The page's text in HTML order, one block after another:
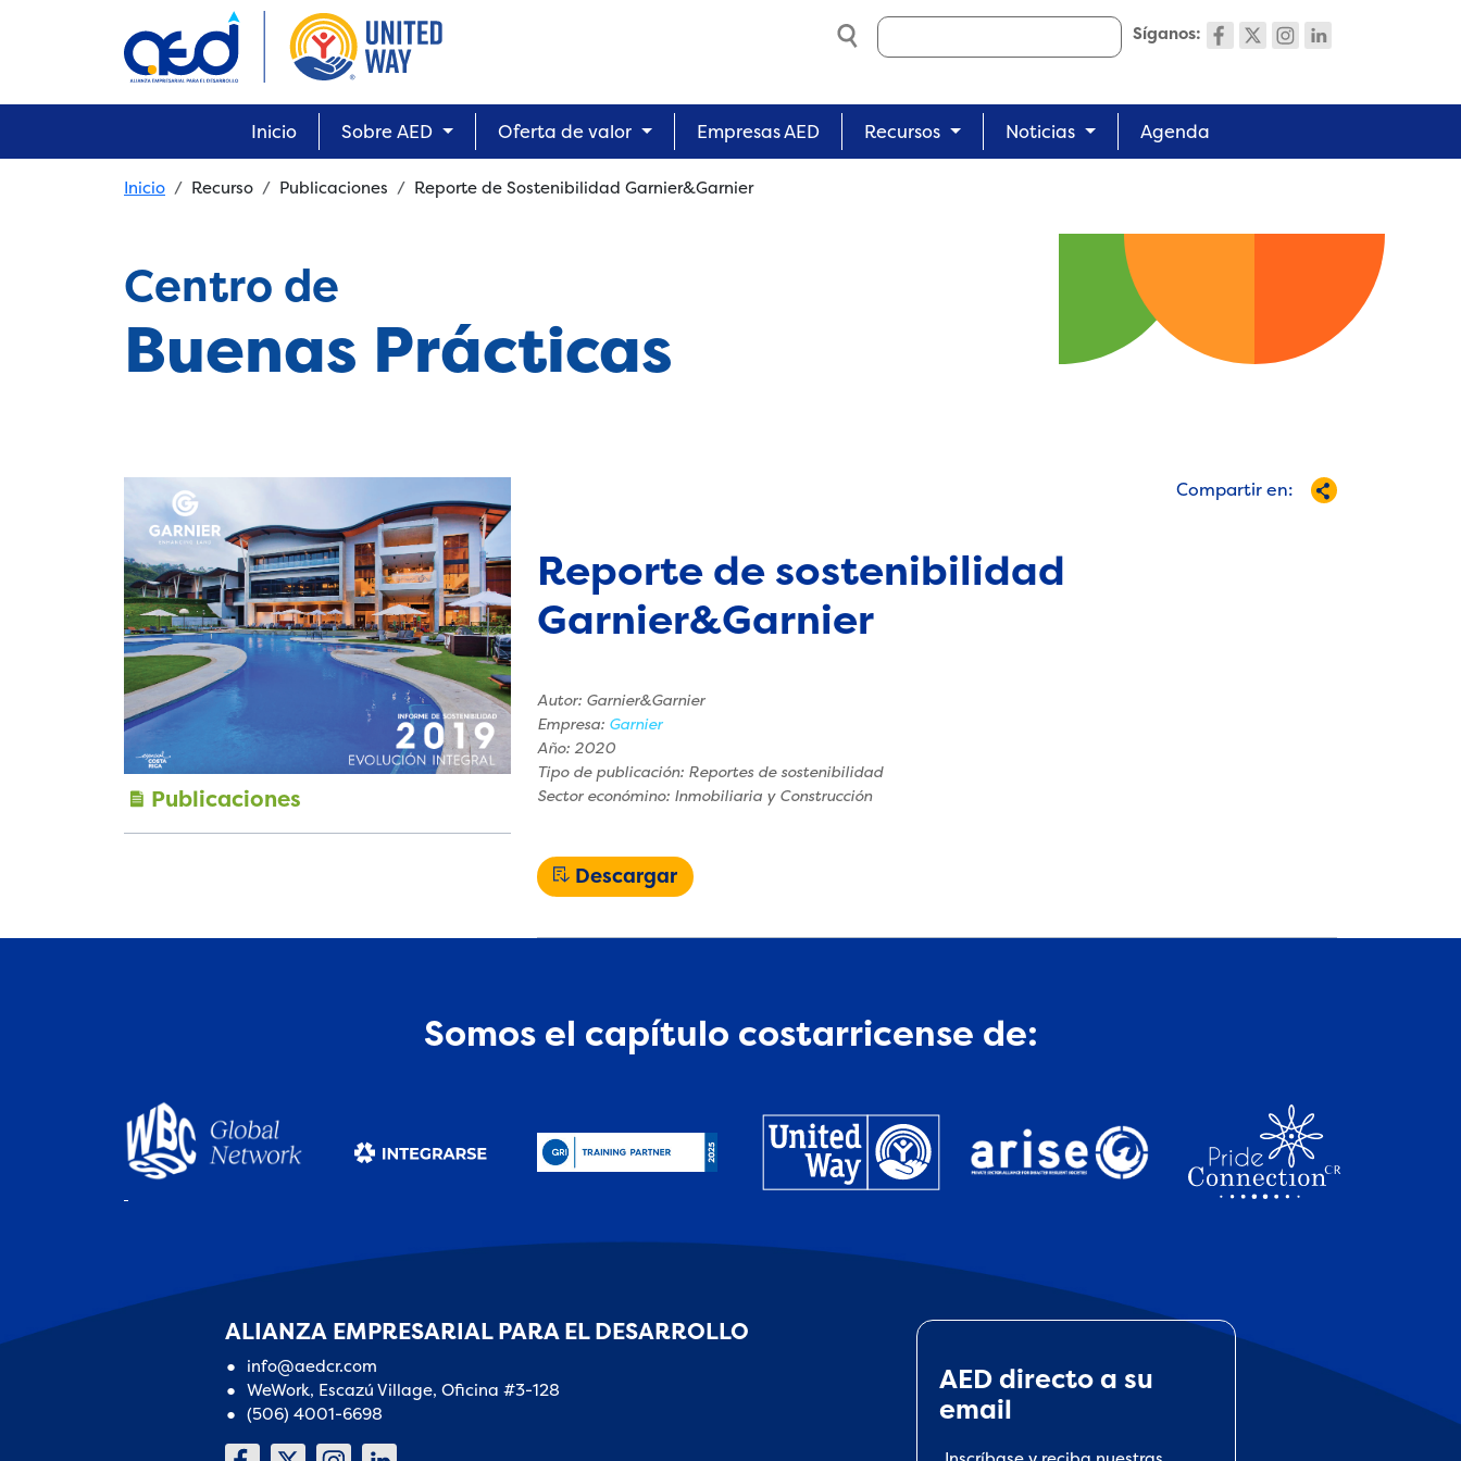
Síganos:
Search
Main navigation
Inicio Sobre AED Oferta de valor Empresas AED Recursos Noticias Agenda
Breadcrumb
Inicio Recurso Publicaciones Reporte de Sostenibilidad Garnier&Garnier
Centro de
Buenas Prácticas
Publicaciones
Compartir en:
Reporte de sostenibilidad
Garnier&Garnier
Autor: Garnier&Garnier
Empresa: Garnier
Año: 2020
Tipo de publicación: Reportes de sostenibilidad
Sector económino: Inmobiliaria y Construcción
Descargar
Somos el capítulo costarricense de:
ALIANZA EMPRESARIAL PARA EL DESARROLLO
info@aedcr.com
WeWork, Escazú Village, Oficina #3-128
(506) 4001-6698
AED directo a su
email